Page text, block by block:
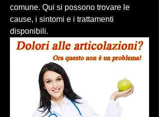
comune. Qui si possono trovare le
cause, i sintomi e i trattamenti
disponibili.